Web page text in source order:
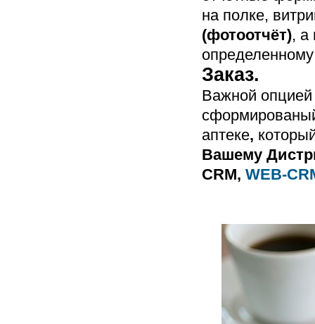
на полке,
(фотоотчёт), а
определенному
Заказ.
Важной опцией
аптеке,
Вашему
CRM, WEB-